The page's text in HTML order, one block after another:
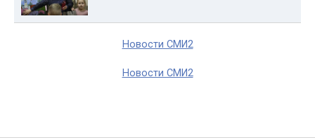
Новости СМИ2
Новости СМИ2